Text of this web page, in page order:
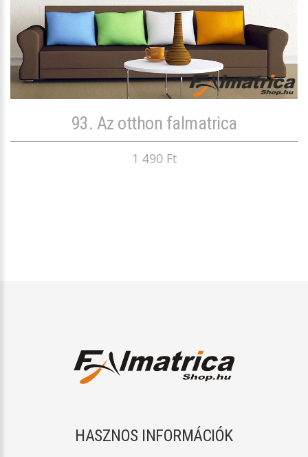
93. Az otthon falmatrica
1 490 Ft
HASZNOS INFORMÁCIÓK